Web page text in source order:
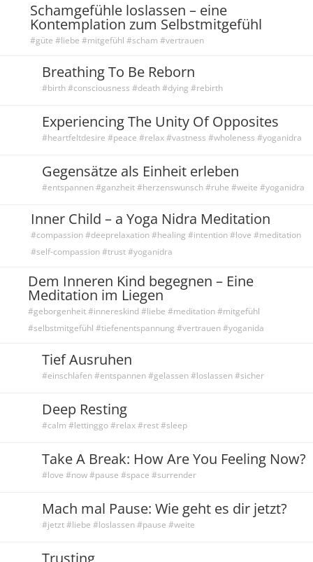
Schamgefühle loslassen – eine
Kontemplation zum Selbstmitgefühl
#güte #liebe #mitgefühl #scham #vertrauen
Breathing To Be Reborn
#birth #consciousness #death #dying #rebirth
Experiencing The Unity Of Opposites
#heartfeltdesire #peace #relax #vastness #wholeness #yoganidra
Gegensätze als Einheit erleben
#entspannen #ganzheit #herzenswunsch #ruhe #weite #yoganidra
Inner Child – a Yoga Nidra Meditation
#compassion #deeprelaxation #healing #intention #love #meditation
#self-compassion #trust #yoganidra
Dem Inneren Kind begegnen – Eine
Meditation im Liegen
#geborgenheit #innereskind #liebe #meditation #mitgefühl
#selbstmitgefühl #tiefenentspannung #vertrauen #yoganida
Tief Ausruhen
#einschlafen #entspannen #gelassen #loslassen #sicher
Deep Resting
#calm #lettinggo #relax #rest #sleep
Take A Break: How Are You Feeling Now?
#love #now #pause #space #surrender
Mach mal Pause: Wie geht es dir jetzt?
#jetzt #liebe #loslassen #pause #weite